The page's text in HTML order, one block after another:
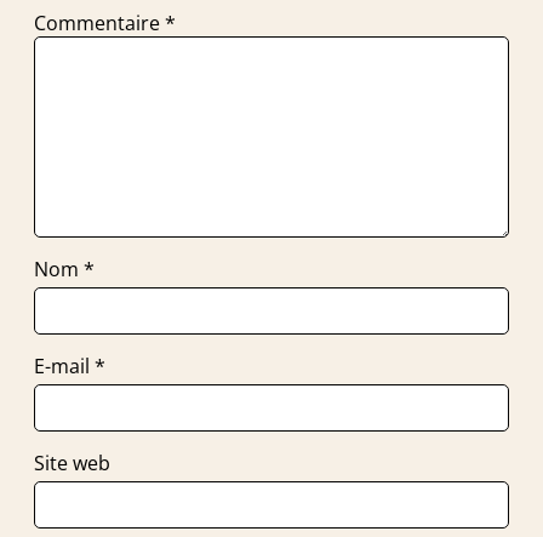
Commentaire*
Nom *
E-mail *
Site web